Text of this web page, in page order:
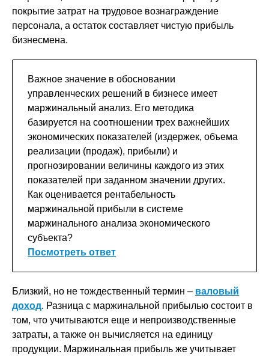
покрытие затрат на трудовое вознаграждение
персонала, а остаток составляет чистую прибыль
бизнесмена.
Важное значение в обосновании
управленческих решений в бизнесе имеет
маржинальный анализ. Его методика
базируется на соотношении трех важнейших
экономических показателей (издержек, объема
реализации (продаж), прибыли) и
прогнозировании величины каждого из этих
показателей при заданном значении других.
Как оценивается рентабельность
маржинальной прибыли в системе
маржинального анализа экономического
субъекта?
Посмотреть ответ
Близкий, но не тождественный термин – валовый
доход. Разница с маржинальной прибылью состоит в
том, что учитываются еще и непроизводственные
затраты, а также он вычисляется на единицу
продукции. Маржинальная прибыль же учитывает